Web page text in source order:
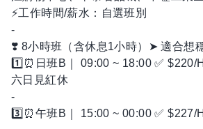
⚡工作時間/薪水：自選班別
-
❣️ 8小時班（含休息1小時）➤ 適合想
1️⃣⏰日班B｜ 09:00 ~ 18:00 ✅ $220/
六日見紅休
-
3️⃣⏰午班B｜ 15:00 ~ 00:00 ✅ $227/H